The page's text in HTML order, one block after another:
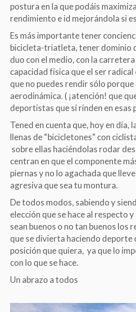
postura en la que podáis
rendimiento e id mejorándola si
Es más importante tener
bicicleta-triatleta, tener dominio
duo con el medio, con la
capacidad física que el ser radical
que no puedes rendir sólo porque
aerodinámica. ( ¡atención! que
deportistas que sí rinden en esas
Tened en cuenta que, hoy en día,
llenas de “bicicletones” con
sobre ellas haciéndolas rodar
centran en que el componente
piernas y no lo agachada que
agresiva que sea tu montura.
De todos modos, sabiendo y
elección que se hace al respecto
sean buenos o no tan buenos los
que se divierta haciendo deporte
posición que quiera, ya que lo
con lo que se hace.
Un abrazo a todos